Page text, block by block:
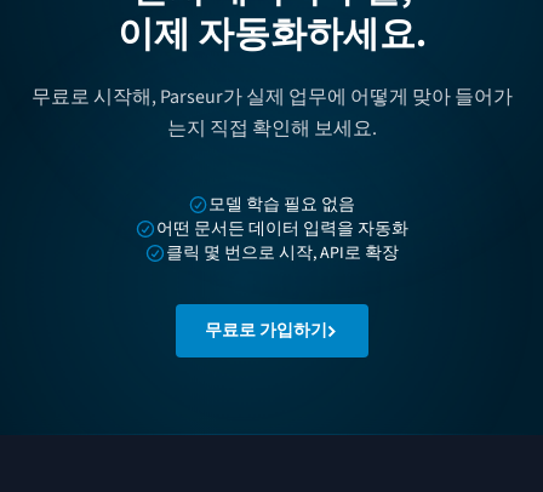
이제 자동화하세요.
무료로 시작해, Parseur가 실제 업무에 어떻게 맞아 들어가
는지 직접 확인해 보세요.
모델 학습 필요 없음
어떤 문서든 데이터 입력을 자동화
클릭 몇 번으로 시작, API로 확장
무료로 가입하기